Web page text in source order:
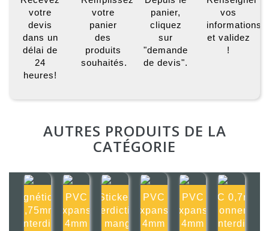
votre
devis
dans un
délai de
24
heures!
votre
panier
des
produits
souhaités.
panier,
cliquez
sur
"demande
de devis".
vos
informations
et validez
!
AUTRES PRODUITS DE LA
CATÉGORIE
Magnétique
0,75mm
Interdit
PVC
Expansé
4mm
Sticker
Interdiction
de manger
PVC
Expansé
4mm
PVC
Expansé
4mm
PVC 0,7mm
Stationnement
interdit